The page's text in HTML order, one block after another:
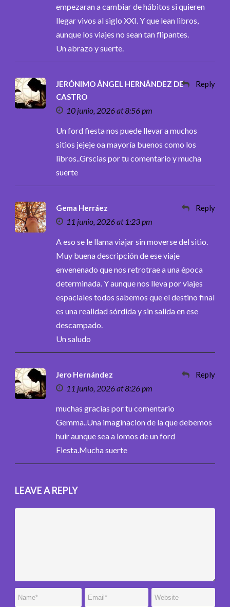
empezaran a cambiar de hábitos si quieren
llegar vivos al siglo XXI. Y que lean libros,
aunque los viajes no sean tan flipantes.
Un abrazo y suerte.
JERÓNIMO ÁNGEL HERNÁNDEZ DE
CASTRO
10 junio, 2026 at 8:56 pm
Reply
Un ford fiesta nos puede llevar a muchos
sitios jejeje oa mayoría buenos como los
libros..Grscias por tu comentario y mucha
suerte
Gema Herráez
11 junio, 2026 at 1:23 pm
Reply
A eso se le llama viajar sin moverse del sitio.
Muy buena descripción de ese viaje
envenenado que nos retrotrae a una época
determinada. Y aunque nos lleva por viajes
espaciales todos sabemos que el destino final
es una realidad sórdida y sin salida en ese
descampado.
Un saludo
Jero Hernández
11 junio, 2026 at 8:26 pm
Reply
muchas gracias por tu comentario
Gemma..Una imaginacion de la que debemos
huir aunque sea a lomos de un ford
Fiesta.Mucha suerte
LEAVE A REPLY